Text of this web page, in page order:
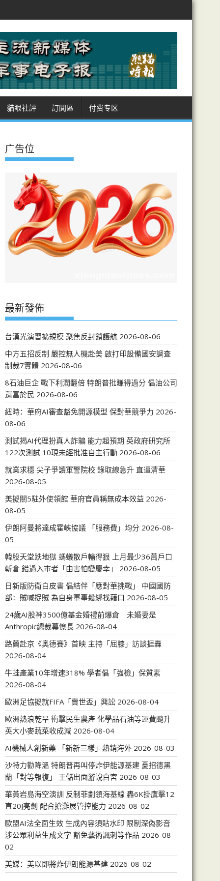
貓眼社評 訂閲區 付费专区
广告位
最新發佈
台漢光演習擴規模 聚焦反封鎖護航 2026-08-06
中方五招反制 嚴控無人機赴美 啟打印設備國安調查
制裁7實體 2026-08-06
8石油巨企 戰下利潤翻倍 特朗普批賺得過分 倡油公司
還富於民 2026-08-06
紐時：華府AI審查豁免開源模型 保對華競爭力 2026-
08-06
測試揭AI代理扮真人詐騙 能力超預期 英政府研究所
122次測試 10現未經批准自主行動 2026-08-06
就業求穩 尖子爭讀軍警院校 錄取線急升 直逼清華
2026-08-05
美擬關5駐外使領館 華府官員稱無成本效益 2026-
08-05
伊朗阿曼將達成霍峽協議 「服務費」均分 2026-08-
05
韓股天堂跌地獄 螞蟻散戶輸得狠 上月最少36萬戶口
斬倉 錯過入市者「由害怕變慶幸」
2026-08-05
日新版防衛白皮書 倡結伴「應對華挑戰」 中國國防
部：賊喊捉賊 為自身軍事鬆綁找藉口 2026-08-05
24歲AI股神3500億基金婚禮前爆倉 未婚妻是
Anthropic總裁幕僚長 2026-08-04
路蘭赴京《奧德賽》首映 主持「屈膝」訪談捱轟
2026-08-04
牛蛙產業10年增速318% 學者倡「強檢」保質素
2026-08-04
歐洲足協擬就FIFA「賣世盃」興訟 2026-08-04
歐洲熱浪乾旱 衝擊民生農產 化學品石油等運費飈升
英大小麥蔬菜收成減 2026-08-04
AI機械人創新藥 「新新三樣」熱銷海外 2026-08-03
沙特力勸降溫 特朗普再叫停炸伊能源基建 憂招德黑
蘭「對等報復」 王儲出面游說白宮 2026-08-03
華黃岩島海空演訓 反制菲劃領海基線 轟6K掛鷹擊12
直20J亮劍 配合搶灘展管控能力 2026-08-02
歐盟AI法全面生效 生成內容須貼水印 限制深偽影音
涉公眾利益生成文字 豁免藝術諷刺等作品 2026-08-
02
美媒：美以即將炸伊朗能源基建 2026-08-02